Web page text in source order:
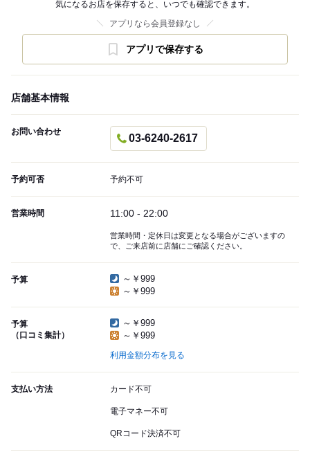
気になるお店を保存すると、いつでも確認できます。
アプリなら会員登録なし
アプリで保存する
店舗基本情報
お問い合わせ
03-6240-2617
予約可否 予約不可
営業時間 11:00 - 22:00
営業時間・定休日は変更となる場合がございますの
で、ご来店前に店舗にご確認ください。
予算
～￥999
～￥999
予算
（口コミ集計）
～￥999
～￥999
利用金額分布を見る
支払い方法 カード不可
電子マネー不可
QRコード決済不可